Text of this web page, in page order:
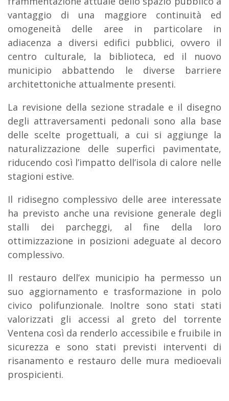
vantaggio di una maggiore continuità ed
omogeneità delle aree in particolare in
adiacenza a diversi edifici pubblici, ovvero il
centro culturale, la biblioteca, ed il nuovo
municipio abbattendo le diverse barriere
architettoniche attualmente presenti.
La revisione della sezione stradale e il disegno
degli attraversamenti pedonali sono alla base
delle scelte progettuali, a cui si aggiunge la
naturalizzazione delle superfici pavimentate,
riducendo così l’impatto dell’isola di calore nelle
stagioni estive.
Il ridisegno complessivo delle aree interessate
ha previsto anche una revisione generale degli
stalli dei parcheggi, al fine della loro
ottimizzazione in posizioni adeguate al decoro
complessivo.
Il restauro dell’ex municipio ha permesso un
suo aggiornamento e trasformazione in polo
civico polifunzionale. Inoltre sono stati stati
valorizzati gli accessi al greto del torrente
Ventena così da renderlo accessibile e fruibile in
sicurezza e sono stati previsti interventi di
risanamento e restauro delle mura medioevali
prospicienti.